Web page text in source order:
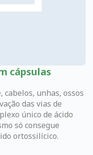
cápsulas
unhas, ossos
das vias de
único de ácido
só consegue
ortossilícico.